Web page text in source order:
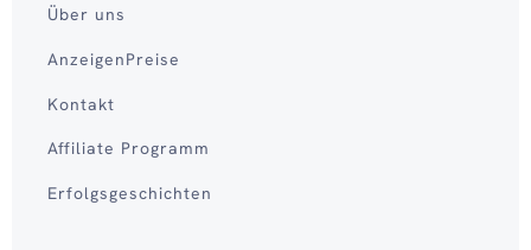
Über uns
AnzeigenPreise
Kontakt
Affiliate Programm
Erfolgsgeschichten